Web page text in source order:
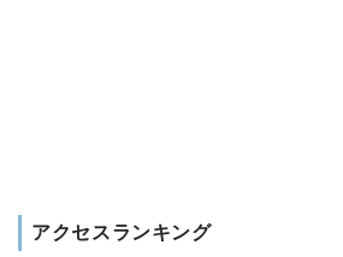
アクセスランキング